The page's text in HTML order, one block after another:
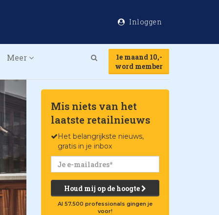
Inloggen
Meer
1e maand 10,-
word member
Mis niets van het
laatste retailnieuws
Het belangrijkste nieuws,
gratis in je inbox
Houd mij op de hoogte
Al 57.500 professionals gingen je
voor!